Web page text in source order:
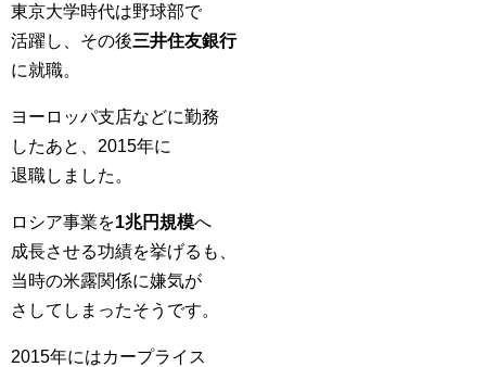
東京大学時代は野球部で
活躍し、その後三井住友銀行
に就職。
ヨーロッパ支店などに勤務
したあと、2015年に
退職しました。
ロシア事業を1兆円規模へ
成長させる功績を挙げるも、
当時の米露関係に嫌気が
さしてしまったそうです。
2015年にはカープライス